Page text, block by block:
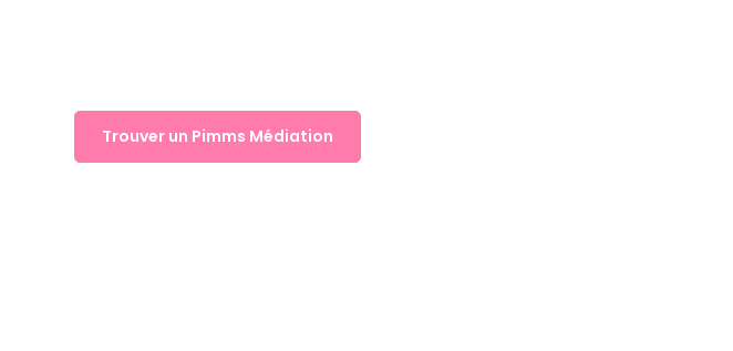
Trouver un Pimms Médiation